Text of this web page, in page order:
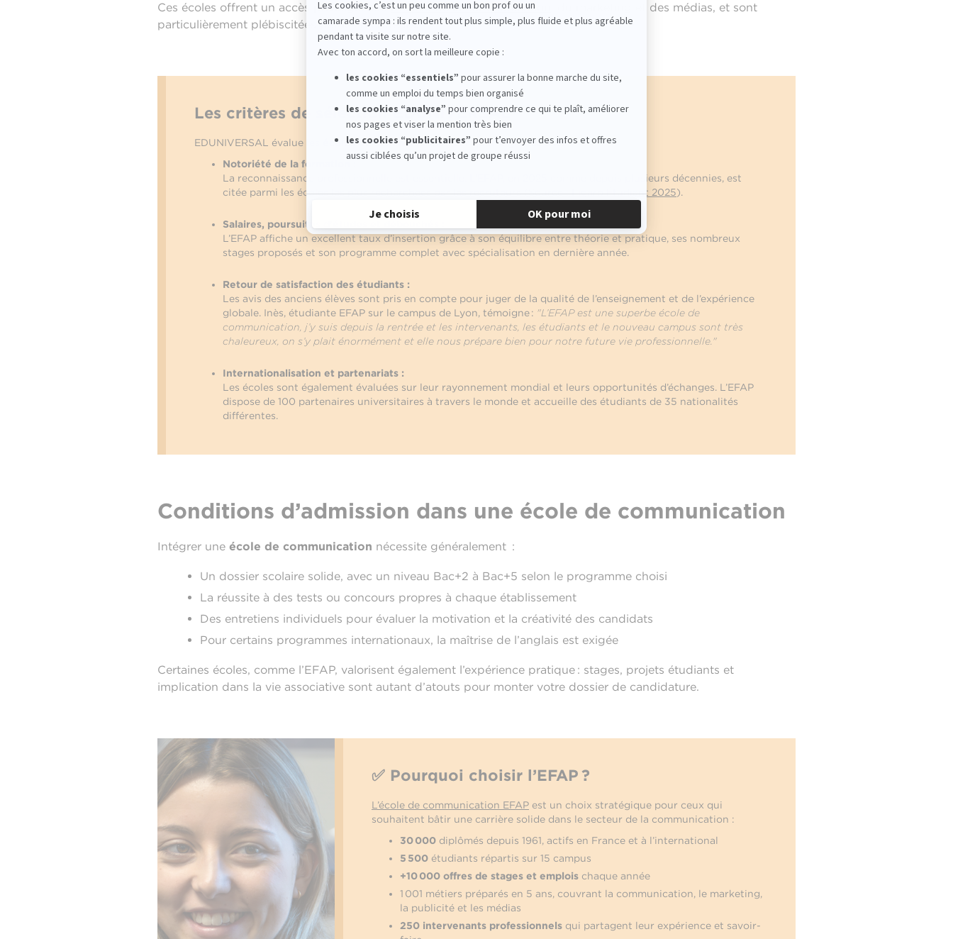
Ces écoles offrent un accès privilégié auxmétiers de la communication
, du marketing et des médias, et sont
particulièrement plébiscitées par les recruteurs.
Les critères de sélection EDUNIVERSAL
EDUNIVERSAL évalue les écoles de communicationsur quatre grands axes :
Notoriété de la formation :
La reconnaissance professionnelle est essentielle. L’EFAP, en 2025 comme depuis plusieurs décennies, est
citée parmi les écoles les plus recherchées par les recruteurs (Source :Figaro Étudiant 2025).
Salaires, poursuites d’études et débouchés :
L’EFAP affiche un excellent taux d’insertion grâce à son équilibre entre théorie et pratique, ses nombreux
stages proposés et son programme complet avec spécialisation en dernière année.
Retour de satisfaction des étudiants :
Les avis des anciens élèves sont pris en compte pour juger de la qualité de l’enseignement et de l’expérience
globale. Inès, étudiante EFAP sur le campus de Lyon, témoigne : "L’EFAP est une superbe école de
communication, j’y suis depuis la rentrée et les intervenants, les étudiants et le nouveau campus sont très
chaleureux, on s’y plait énormément et elle nous prépare bien pour notre future vie professionnelle."
Internationalisation et partenariats :
Les écoles sont également évaluées sur leur rayonnement mondial et leurs opportunités d’échanges. L’EFAP
dispose de 100 partenaires universitaires à travers le monde et accueille des étudiants de 35 nationalités
différentes.
Conditions d’admission dans une école de communication
Intégrer une école de communication nécessite généralement :
Un dossier scolaire solide, avec un niveau Bac+2 à Bac+5 selon le programme choisi
La réussite à des tests ou concours propres à chaque établissement
Des entretiens individuels pour évaluer la motivation et la créativité des candidats
Pour certains programmes internationaux, la maîtrise de l’anglais est exigée
Certaines écoles, comme l’EFAP, valorisent également l’expérience pratique : stages, projets étudiants et
implication dans la vie associative sont autant d’atouts pour monter votre dossier de candidature.
✅ Pourquoi choisir l’EFAP ?
L’école de communication EFAP est un choix stratégique pour ceux qui
souhaitent bâtir une carrière solide dans le secteur de la communication :
30 000 diplômés depuis 1961, actifs en France et à l’international
5 500 étudiants répartis sur 15 campus
+10 000 offres de stages et emplois chaque année
1 001 métiers préparés en 5 ans, couvrant la communication, le marketing,
la publicité et les médias
250 intervenants professionnels qui partagent leur expérience et savoir-